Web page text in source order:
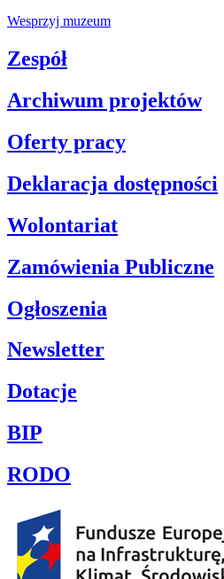
Wesprzyj muzeum
Zespół
Archiwum projektów
Oferty pracy
Deklaracja dostępności
Wolontariat
Zamówienia Publiczne
Ogłoszenia
Newsletter
Dotacje
BIP
RODO